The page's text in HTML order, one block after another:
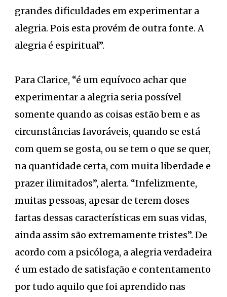
grandes dificuldades em experimentar a
alegria. Pois esta provém de outra fonte. A
alegria é espiritual”.
Para Clarice, “é um equívoco achar que
experimentar a alegria seria possível
somente quando as coisas estão bem e as
circunstâncias favoráveis, quando se está
com quem se gosta, ou se tem o que se quer,
na quantidade certa, com muita liberdade e
prazer ilimitados”, alerta. “Infelizmente,
muitas pessoas, apesar de terem doses
fartas dessas características em suas vidas,
ainda assim são extremamente tristes”. De
acordo com a psicóloga, a alegria verdadeira
é um estado de satisfação e contentamento
por tudo aquilo que foi aprendido nas